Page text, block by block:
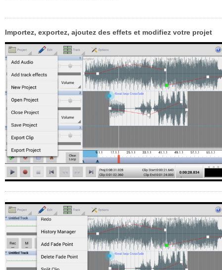
Importez, exportez, ajoutez des effets et modifiez votre projet